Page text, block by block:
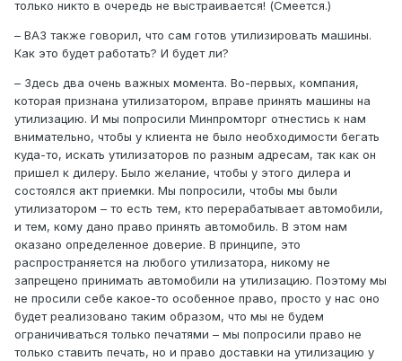
только никто в очередь не выстраивается! (Смеется.)
– ВАЗ также говорил, что сам готов утилизировать машины.
Как это будет работать? И будет ли?
– Здесь два очень важных момента. Во-первых, компания,
которая признана утилизатором, вправе принять машины на
утилизацию. И мы попросили Минпромторг отнестись к нам
внимательно, чтобы у клиента не было необходимости бегать
куда-то, искать утилизаторов по разным адресам, так как он
пришел к дилеру. Было желание, чтобы у этого дилера и
состоялся акт приемки. Мы попросили, чтобы мы были
утилизатором – то есть тем, кто перерабатывает автомобили,
и тем, кому дано право принять автомобиль. В этом нам
оказано определенное доверие. В принципе, это
распространяется на любого утилизатора, никому не
запрещено принимать автомобили на утилизацию. Поэтому мы
не просили себе какое-то особенное право, просто у нас оно
будет реализовано таким образом, что мы не будем
ограничиваться только печатями – мы попросили право не
только ставить печать, но и право доставки на утилизацию у